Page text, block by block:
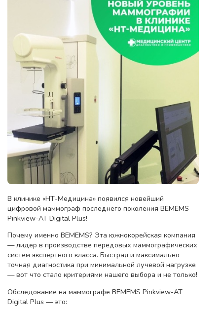
В клинике «НТ-Медицина» появился новейший
цифровой маммограф последнего поколения BEMEMS
Pinkview-AT Digital Plus!
Почему именно BEMEMS? Эта южнокорейская компания
— лидер в производстве передовых маммографических
систем экспертного класса. Быстрая и максимально
точная диагностика при минимальной лучевой нагрузке
— вот что стало критериями нашего выбора и не только!
Обследование на маммографе BEMEMS Pinkview-AT
Digital Plus — это: